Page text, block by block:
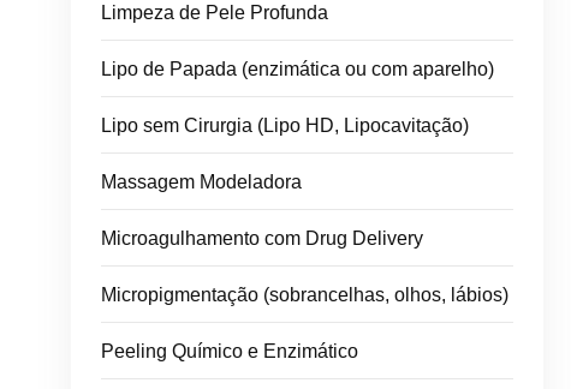
Limpeza de Pele Profunda
Lipo de Papada (enzimática ou com aparelho)
Lipo sem Cirurgia (Lipo HD, Lipocavitação)
Massagem Modeladora
Microagulhamento com Drug Delivery
Micropigmentação (sobrancelhas, olhos, lábios)
Peeling Químico e Enzimático